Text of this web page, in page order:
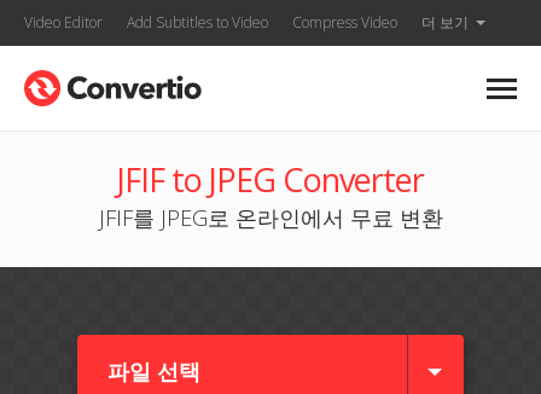
Video Editor Add Subtitles to Video Compress Video 더 보기
JFIF to JPEG Converter
JFIF를 JPEG로 온라인에서 무료 변환
파일 선택